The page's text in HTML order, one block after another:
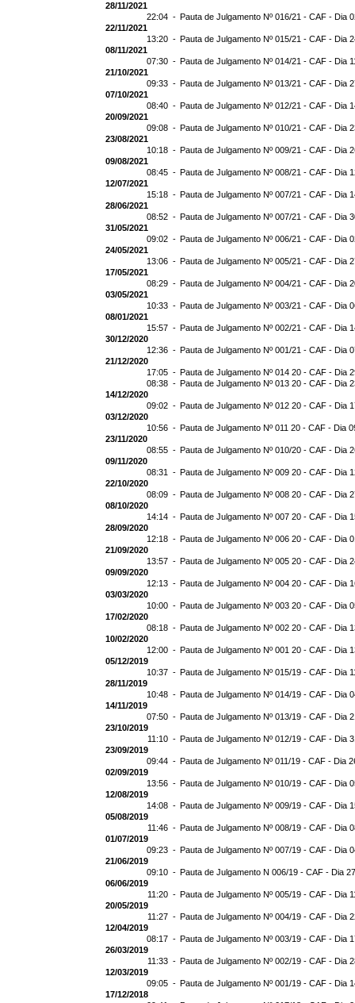
28/11/2021
22:04 - Pauta de Julgamento Nº 016/21 - CAF - Dia
22/11/2021
13:20 - Pauta de Julgamento Nº 015/21 - CAF - Dia
08/11/2021
07:30 - Pauta de Julgamento Nº 014/21 - CAF - Dia
21/10/2021
09:33 - Pauta de Julgamento Nº 013/21 - CAF - Dia
07/10/2021
08:40 - Pauta de Julgamento Nº 012/21 - CAF - Dia
20/09/2021
09:08 - Pauta de Julgamento Nº 010/21 - CAF - Dia
23/08/2021
10:18 - Pauta de Julgamento Nº 009/21 - CAF - Dia
09/08/2021
08:45 - Pauta de Julgamento Nº 008/21 - CAF - Dia
12/07/2021
15:18 - Pauta de Julgamento Nº 007/21 - CAF - Dia
28/06/2021
08:52 - Pauta de Julgamento Nº 007/21 - CAF - Dia
31/05/2021
09:02 - Pauta de Julgamento Nº 006/21 - CAF - Dia
24/05/2021
13:06 - Pauta de Julgamento Nº 005/21 - CAF - Dia
17/05/2021
08:29 - Pauta de Julgamento Nº 004/21 - CAF - Dia
03/05/2021
10:33 - Pauta de Julgamento Nº 003/21 - CAF - Dia
08/01/2021
15:57 - Pauta de Julgamento Nº 002/21 - CAF - Dia
30/12/2020
12:36 - Pauta de Julgamento Nº 001/21 - CAF - Dia
21/12/2020
17:05 - Pauta de Julgamento Nº 014 20 - CAF - Dia
08:38 - Pauta de Julgamento Nº 013 20 - CAF - Dia
14/12/2020
09:02 - Pauta de Julgamento Nº 012 20 - CAF - Dia
03/12/2020
10:56 - Pauta de Julgamento Nº 011 20 - CAF - Dia
23/11/2020
08:55 - Pauta de Julgamento Nº 010/20 - CAF - Dia
09/11/2020
08:31 - Pauta de Julgamento Nº 009 20 - CAF - Dia
22/10/2020
08:09 - Pauta de Julgamento Nº 008 20 - CAF - Dia
08/10/2020
14:14 - Pauta de Julgamento Nº 007 20 - CAF - Dia
28/09/2020
12:18 - Pauta de Julgamento Nº 006 20 - CAF - Dia
21/09/2020
13:57 - Pauta de Julgamento Nº 005 20 - CAF - Dia
09/09/2020
12:13 - Pauta de Julgamento Nº 004 20 - CAF - Dia
03/03/2020
10:00 - Pauta de Julgamento Nº 003 20 - CAF - Dia
17/02/2020
08:18 - Pauta de Julgamento Nº 002 20 - CAF - Dia
10/02/2020
12:00 - Pauta de Julgamento Nº 001 20 - CAF - Dia
05/12/2019
10:37 - Pauta de Julgamento Nº 015/19 - CAF - Dia
28/11/2019
10:48 - Pauta de Julgamento Nº 014/19 - CAF - Dia
14/11/2019
07:50 - Pauta de Julgamento Nº 013/19 - CAF - Dia
23/10/2019
11:10 - Pauta de Julgamento Nº 012/19 - CAF - Dia
23/09/2019
09:44 - Pauta de Julgamento Nº 011/19 - CAF - Dia
02/09/2019
13:56 - Pauta de Julgamento Nº 010/19 - CAF - Dia
12/08/2019
14:08 - Pauta de Julgamento Nº 009/19 - CAF - Dia
05/08/2019
11:46 - Pauta de Julgamento Nº 008/19 - CAF - Dia
01/07/2019
09:23 - Pauta de Julgamento Nº 007/19 - CAF - Dia
21/06/2019
09:10 - Pauta de Julgamento N 006/19 - CAF - Dia
06/06/2019
11:20 - Pauta de Julgamento Nº 005/19 - CAF - Dia
20/05/2019
11:27 - Pauta de Julgamento Nº 004/19 - CAF - Dia
12/04/2019
08:17 - Pauta de Julgamento Nº 003/19 - CAF - Dia
26/03/2019
11:33 - Pauta de Julgamento Nº 002/19 - CAF - Dia
12/03/2019
09:05 - Pauta de Julgamento Nº 001/19 - CAF - Dia
17/12/2018